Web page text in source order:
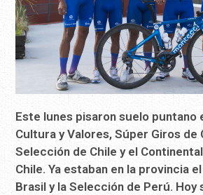
Este lunes pisaron suelo puntano
Cultura y Valores, Súper Giros de
Selección de Chile y el
Chile. Ya estaban en la provincia
Brasil y la Selección de Perú. Hoy